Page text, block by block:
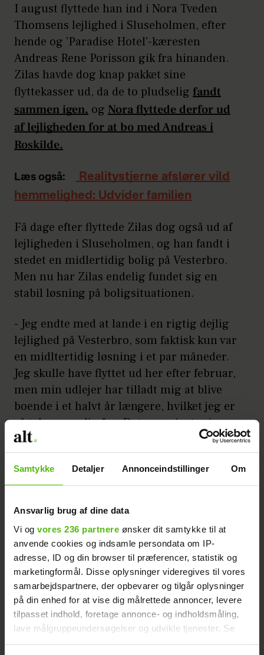
Samtykke Detaljer Annonceindstillinger Om
Ansvarlig brug af dine data
Vi og vores 236 partnere ønsker dit samtykke til at
anvende cookies og indsamle persondata om IP-
adresse, ID og din browser til præferencer, statistik og
marketingformål. Disse oplysninger videregives til vores
samarbejdspartnere, der opbevarer og tilgår oplysninger
på din enhed for at vise dig målrettede annoncer, levere
tilpasset indhold, foretage annonce- og indholdsmåling,
lave målgruppeundersøgelser og udvikle tjenester. Se
I august flyttede han ind i Nora Tveden
Thomsens lejlighed i Sluseholmen, efter
hende og 'Paradise Hotel'-kæresten
Andreas Rene Porisson gik fra hinanden.
Zilas havde dog knap pakket sine
flyttekasser ud, da de to pludselig fandt
sammen igen, og Nora flyttede derfor ud
af lejligheden for at bo med Andreas i
Roskilde.
Læs også:
Realitystjerne afslører vild
hemmelighed: Udvider familien
Få dage efter flyttede Zilas dog også ud af
lejligheden i Sluseholmen, og han fandt i
stedet en midlertidig bolig på Vesterbro.
Men nu har Zilas endelig fundet sig en
stabil løsning på boligsituationen.
- Jeg endte med at lande i en rigtig dejlig
lejlighed på Vesterbro, som faktisk kun var
en midltertidig løsning i et par måneder.
Jeg skulle have flyttet ud her efter februar,
men min udlejer har tilladt mig at blive
boende i et halvt år længere, hvilket jeg er
så taknemmelig for. Det er seriøst min
drømmelejlighed, midt på Vesterbro, tæt
på alting, fortæller Zilas til Realityportalen
til finalefesten for den nye sæson af
'Paradise'.
Hule’-deltager til at græde
Det store boligdrama mellem de to
paradisoer ledte til, atde i dag ikke
længere snakker sammen.
- Der er ikke noget, der er så dårligt, at det